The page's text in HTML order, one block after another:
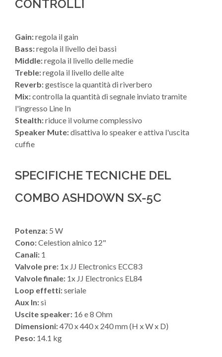
CONTROLLI
Gain:regola il gain
Bass:regola il livello dei bassi
Middle:regola il livello delle medie
Treble:regola il livello delle alte
Reverb:gestisce la quantità di riverbero
Mix:controlla la quantità di segnale inviato tramite
l'ingresso Line In
Stealth:riduce il volume complessivo
Speaker Mute:disattiva lo speaker e attiva l'uscita
cuffie
SPECIFICHE TECNICHE DEL
COMBO ASHDOWN SX-5C
Potenza: 5 W
Cono:Celestion alnico 12"
Canali: 1
Valvole pre: 1x JJ Electronics ECC83
Valvole finale: 1x JJ Electronics EL84
Loop effetti:seriale
Aux In:sì
Uscite speaker: 16 e 8 Ohm
Dimensioni:470 x 440 x 240 mm (H x W x D)
Peso: 14.1 kg